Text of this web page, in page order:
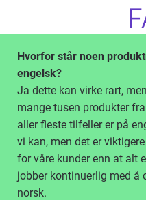
Hvorfor står noen
engelsk?
Ja dette kan virke rart,
mange tusen produkter
aller fleste tilfeller er på
vi kan, men det er
for våre kunder enn at alt
jobber kontinuerlig med å
norsk.